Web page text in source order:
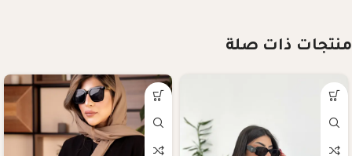
منتجات ذات صلة